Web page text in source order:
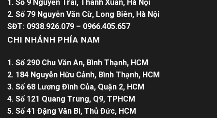
1. Số 9 Nguyễn Trãi, Thanh Xuân, Hà Nội
2. Số 79 Nguyễn Văn Cừ, Long Biên, Hà Nội
SĐT: 0938.926.079 – 0966.405.657
CHI NHÁNH PHÍA NAM
1. Số 290 Chu Văn An, Bình Thạnh, HCM
2. 184 Nguyễn Hữu Cảnh, Bình Thạnh, HCM
3. Số 68 Lương Đình Của, Quận 2, HCM
4. Số 121 Quang Trung, Q9, TPHCM
5. Số 41 Đặng Văn Bi, Thủ Đức, HCM